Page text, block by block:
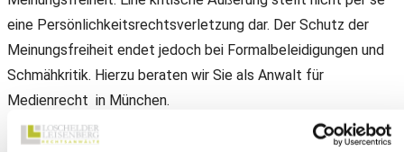
eine Persönlichkeitsrechtsverletzung dar. Der Schutz der
Meinungsfreiheit endet jedoch bei Formalbeleidigungen und
Schmähkritik. Hierzu beraten wir Sie als Anwalt für
Medienrecht in München.
Formalbeleidigungen und Schmähkritik –